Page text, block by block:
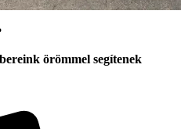
örömmel segítenek